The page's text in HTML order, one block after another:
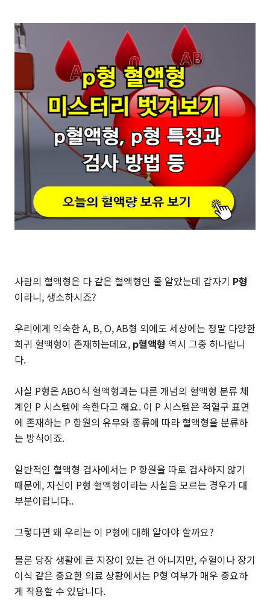
사람의 혈액형은 다 같은 혈액형인 줄 알았는데 갑자기 P형
이라니, 생소하시죠?
우리에게 익숙한 A, B, O, AB형 외에도 세상에는 정말 다양한
희귀 혈액형이 존재하는데요, p혈액형 역시 그중 하나랍니
다.
사실 P형은 ABO식 혈액형과는 다른 개념의 혈액형 분류 체
계인 P 시스템에 속한다고 해요. 이 P 시스템은 적혈구 표면
에 존재하는 P 항원의 유무와 종류에 따라 혈액형을 분류하
는 방식이죠.
일반적인 혈액형 검사에서는 P 항원을 따로 검사하지 않기
때문에, 자신이 P형 혈액형이라는 사실을 모르는 경우가 대
부분이랍니다..
그렇다면 왜 우리는 이 P형에 대해 알아야 할까요?
물론 당장 생활에 큰 지장이 있는 건 아니지만, 수혈이나 장기
이식 같은 중요한 의료 상황에서는 P형 여부가 매우 중요하
게 작용할 수 있답니다.